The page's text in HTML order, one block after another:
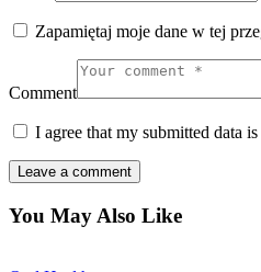
Zapamiętaj moje dane w tej
Comment
I agree that my submitted data
You May Also Like